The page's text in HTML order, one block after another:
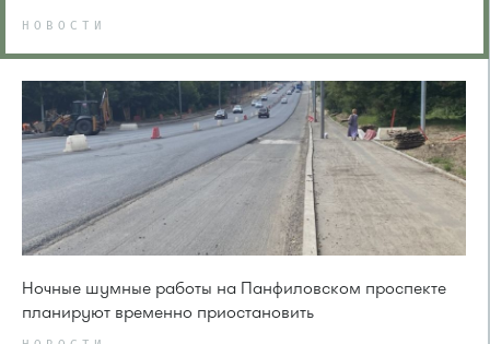
НОВОСТИ
Ночные шумные работы на Панфиловском проспекте
планируют временно приостановить